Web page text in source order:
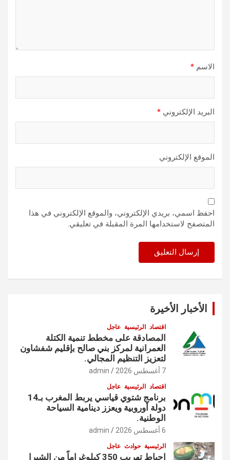
الاسم *
البريد الإلكتروني *
الموقع الإلكتروني
احفظ اسمي، بريدي الإلكتروني، والموقع الإلكتروني في هذا
المتصفح لاستخدامها المرة المقبلة في تعليقي.
الأخبار الأخيرة
اقتصاد الرئيسية عاجل
المصادقة على مخطط تنمية الكتلة
العمرانية لمركز بني صالح بإقليم شفشاون
لتعزيز التنظيم المجالي.
7 أغسطس 2026 admin
اقتصاد الرئيسية عاجل
برنامج شتوي قياسي يربط المغرب بـ14
دولة أوروبية ويعزز دينامية السياحة
الوطنية.
6 أغسطس 2026 admin
الرئيسية حوادث عاجل
إحباط تهريب 350 كيلوغراماً من الشيرا